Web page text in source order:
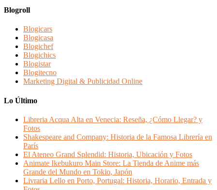
Blogroll
Blogicars
Blogicasa
Blogichef
Blogichics
Blogistar
Blogitecno
Marketing Digital & Publicidad Online
Lo Último
Libreria Acqua Alta en Venecia: Reseña, ¿Cómo Llegar? y
Fotos
Shakespeare and Company: Historia de la Famosa Librería en
París
El Ateneo Grand Splendid: Historia, Ubicación y Fotos
Animate Ikebukuro Main Store: La Tienda de Anime más
Grande del Mundo en Tokio, Japón
Livraria Lello en Porto, Portugal: Historia, Horario, Entrada y